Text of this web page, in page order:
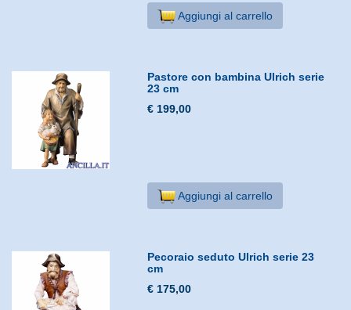
Aggiungi al carrello
Pastore con bambina Ulrich serie
23 cm
€ 199,00
Aggiungi al carrello
Pecoraio seduto Ulrich serie 23
cm
€ 175,00